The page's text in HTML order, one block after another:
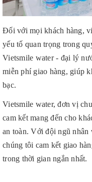
Đối với mọi khách hàng,
yếu tố quan trọng trong
Vietsmile water - đại lý
miễn phí giao hàng, giúp
bạc.
Vietsmile water, đơn vị
cam kết mang đến cho
an toàn. Với đội ngũ nhân
chúng tôi cam kết giao
trong thời gian ngắn nhất.